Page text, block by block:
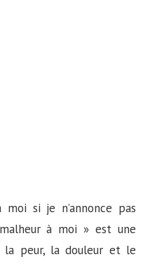
si je n’annonce pas
malheur à moi » est une
la peur, la douleur et le